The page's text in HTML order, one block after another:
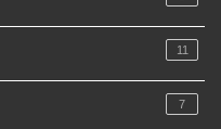
11
7